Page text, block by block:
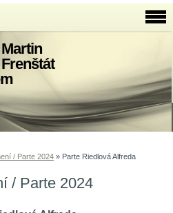
/ Parte 2024 » Parte Riedlová Alfreda
/ Parte 2024